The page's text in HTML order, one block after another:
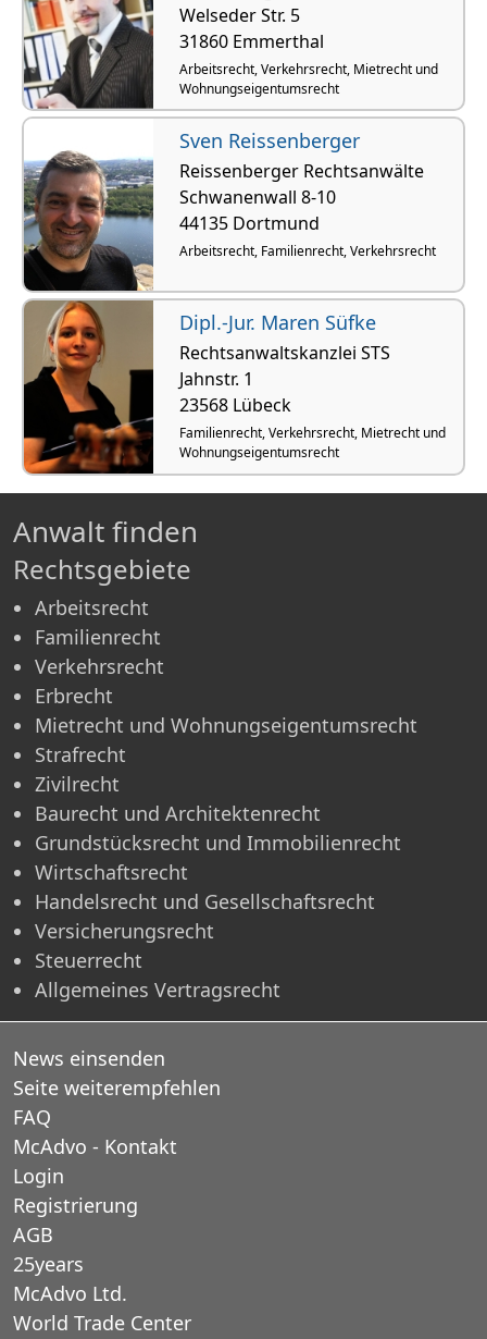
Welseder Str. 5
31860 Emmerthal
Arbeitsrecht, Verkehrsrecht, Mietrecht und
Wohnungseigentumsrecht
Sven Reissenberger
Reissenberger Rechtsanwälte
Schwanenwall 8-10
44135 Dortmund
Arbeitsrecht, Familienrecht, Verkehrsrecht
Dipl.-Jur. Maren Süfke
Rechtsanwaltskanzlei STS
Jahnstr. 1
23568 Lübeck
Familienrecht, Verkehrsrecht, Mietrecht und
Wohnungseigentumsrecht
Anwalt finden
Rechtsgebiete
Arbeitsrecht
Familienrecht
Verkehrsrecht
Erbrecht
Mietrecht und Wohnungseigentumsrecht
Strafrecht
Zivilrecht
Baurecht und Architektenrecht
Grundstücksrecht und Immobilienrecht
Wirtschaftsrecht
Handelsrecht und Gesellschaftsrecht
Versicherungsrecht
Steuerrecht
Allgemeines Vertragsrecht
News einsenden
Seite weiterempfehlen
FAQ
McAdvo - Kontakt
Login
Registrierung
AGB
25years
McAdvo Ltd.
World Trade Center